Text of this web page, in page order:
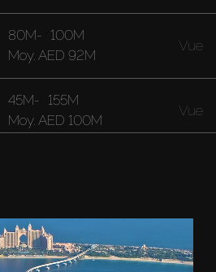
80M- 100M
Moy. AED 92M
Vue
45M- 155M
Moy. AED 100M
Vue